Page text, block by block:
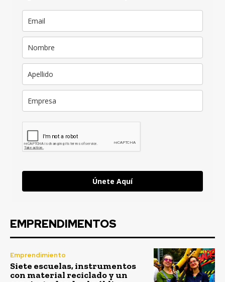
Únete Aquí
EMPRENDIMENTOS
Emprendimiento
Siete escuelas, instrumentos
con material reciclado y un